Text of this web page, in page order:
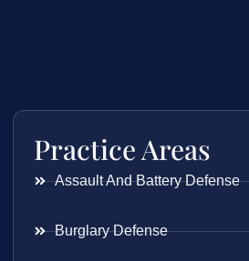
Practice Areas
Assault And Battery Defense
Burglary Defense